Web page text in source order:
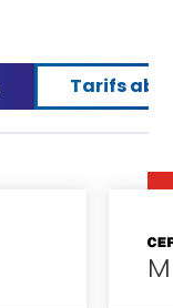
Tarifs
M